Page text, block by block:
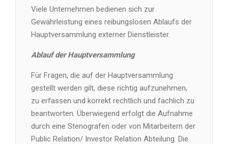
Viele Unternehmen bedienen sich zur
Gewährleistung eines reibungslosen Ablaufs der
Hauptversammlung externer Dienstleister.
Ablauf der Hauptversammlung
Für Fragen, die auf der Hauptversammlung
gestellt werden gilt, diese richtig aufzunehmen,
zu erfassen und korrekt rechtlich und fachlich zu
beantworten. Überwiegend erfolgt die Aufnahme
durch eine Stenografen oder von Mitarbeitern der
Public Relation/ Investor Relation Abteilung. Die